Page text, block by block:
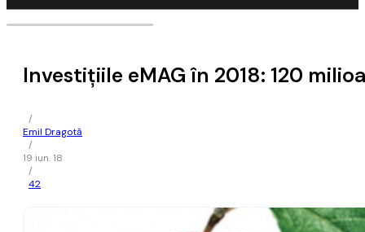
Investițiile eMAG în 2018: 120
/
Emil Dragotă
/
19 iun. 18
/
42